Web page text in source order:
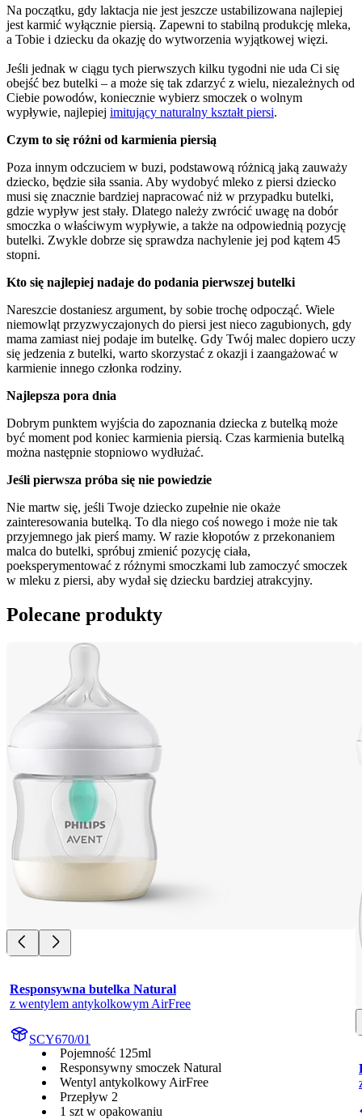
Na początku, gdy laktacja nie jest jeszcze ustabilizowana najlepiej
jest karmić wyłącznie piersią. Zapewni to stabilną produkcję mleka,
a Tobie i dziecku da okazję do wytworzenia wyjątkowej więzi.
Jeśli jednak w ciągu tych pierwszych kilku tygodni nie uda Ci się
obejść bez butelki – a może się tak zdarzyć z wielu, niezależnych od
Ciebie powodów, koniecznie wybierz smoczek o wolnym
wypływie, najlepiej imitujący naturalny kształt piersi.
Czym to się różni od karmienia piersią
Poza innym odczuciem w buzi, podstawową różnicą jaką zauważy
dziecko, będzie siła ssania. Aby wydobyć mleko z piersi dziecko
musi się znacznie bardziej napracować niż w przypadku butelki,
gdzie wypływ jest stały. Dlatego należy zwrócić uwagę na dobór
smoczka o właściwym wypływie, a także na odpowiednią pozycję
butelki. Zwykle dobrze się sprawdza nachylenie jej pod kątem 45
stopni.
Kto się najlepiej nadaje do podania pierwszej butelki
Nareszcie dostaniesz argument, by sobie trochę odpocząć. Wiele
niemowląt przyzwyczajonych do piersi jest nieco zagubionych, gdy
mama zamiast niej podaje im butelkę. Gdy Twój malec dopiero uczy
się jedzenia z butelki, warto skorzystać z okazji i zaangażować w
karmienie innego członka rodziny.
Najlepsza pora dnia
Dobrym punktem wyjścia do zapoznania dziecka z butelką może
być moment pod koniec karmienia piersią. Czas karmienia butelką
można następnie stopniowo wydłużać.
Jeśli pierwsza próba się nie powiedzie
Nie martw się, jeśli Twoje dziecko zupełnie nie okaże
zainteresowania butelką. To dla niego coś nowego i może nie tak
przyjemnego jak pierś mamy. W razie kłopotów z przekonaniem
malca do butelki, spróbuj zmienić pozycję ciała,
poeksperymentować z różnymi smoczkami lub zamoczyć smoczek
w mleku z piersi, aby wydał się dziecku bardziej atrakcyjny.
Polecane produkty
Responsywna butelka Natural
z wentylem antykolkowym AirFree
SCY670/01
Pojemność 125ml
Responsywny smoczek Natural
Wentyl antykolkowy AirFree
Przepływ 2
1 szt w opakowaniu